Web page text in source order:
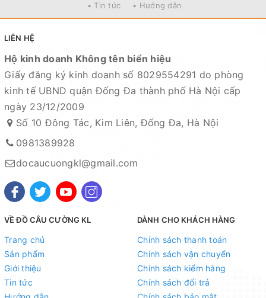
• Tin tức • Hướng dẫn
LIÊN HỆ
Hộ kinh doanh Không tên biển hiệu
Giấy đăng ký kinh doanh số 8029554291 do phòng
kinh tế UBND quận Đống Đa thành phố Hà Nội cấp
ngày 23/12/2009
Số 10 Đông Tác, Kim Liên, Đống Đa, Hà Nội
0981389928
docaucuongkl@gmail.com
VỀ ĐỒ CÂU CƯỜNG KL
Trang chủ
Sản phẩm
Giới thiệu
Tin tức
DÀNH CHO KHÁCH HÀNG
Chính sách thanh toán
Chính sách vận chuyển
Chính sách kiểm hàng
Chính sách đổi trả